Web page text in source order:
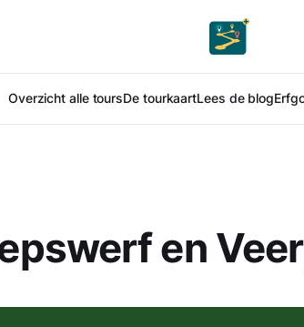
Overzicht alle toursDe tourkaartLees de blog
en